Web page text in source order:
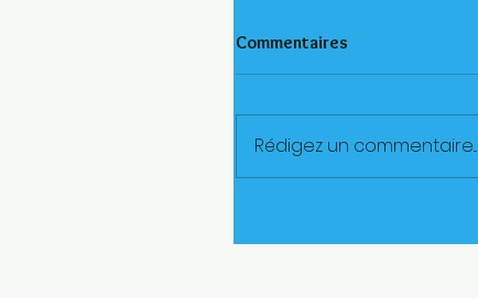
Commentaires
Rédigez un commentaire...